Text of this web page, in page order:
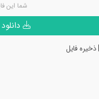
شما این
ذخیره فایل